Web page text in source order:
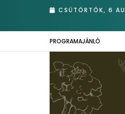
CSÜTÖRTÖK, 6
ükunokája tért be nemrégiben
PROGRAMAJÁNLÓ